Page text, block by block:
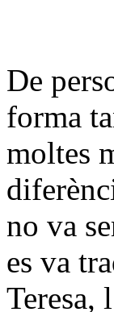
De
forma
moltes
no va
es va
Teresa,